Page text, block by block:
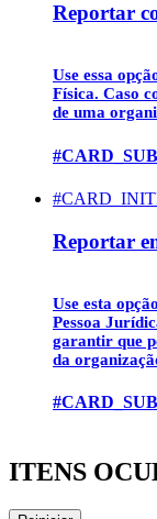
Reportar
Use essa
Física. Caso
de uma
Reportar
Use esta
Pessoa
garantir que
da
ITENS